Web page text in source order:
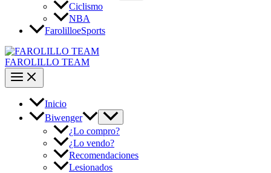
Ciclismo
NBA
FarolilloeSports
FAROLILLO TEAM
Inicio
Biwenger
¿Lo compro?
¿Lo vendo?
Recomendaciones
Lesionados